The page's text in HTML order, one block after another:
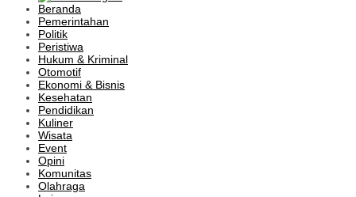
Beranda
Pemerintahan
Politik
Peristiwa
Hukum & Kriminal
Otomotif
Ekonomi & Bisnis
Kesehatan
Pendidikan
Kuliner
Wisata
Event
Opini
Komunitas
Olahraga